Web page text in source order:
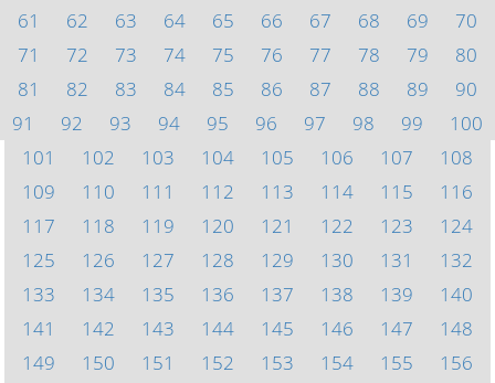
61
62 63 64 65 66 67 68 69
70
71
72 73 74 75 76 77 78 79
80
81
82 83 84 85 86 87 88 89
90
91
92 93 94 95 96 97 98 99
100
101
102 103 104 105 106 107
108
109
110 111 112 113 114 115
116
117
118 119 120 121 122 123
124
125
126 127 128 129 130 131
132
133
134 135 136 137 138 139
140
141
142 143 144 145 146 147
148
149
150 151 152 153 154 155
156